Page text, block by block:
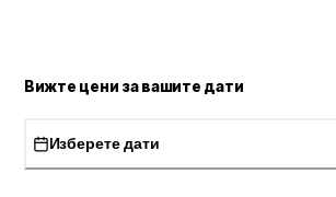
Вижте цени за вашите дати
Изберете дати